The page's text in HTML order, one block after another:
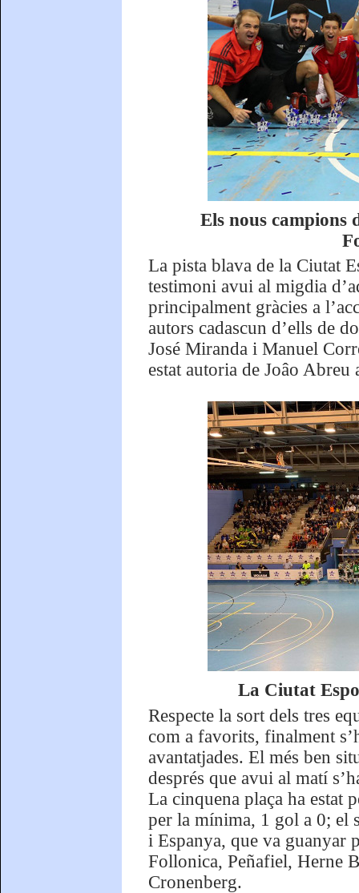
Els nous campions
La pista blava de la Ciutat
testimoni avui al migdia
principalment gràcies a
autors cadascun d’ells de
José Miranda i Manuel
estat autoria de Joâo Abreu
La Ciutat
Respecte la sort dels tres
com a favorits, finalment
avantatjades. El més ben
després que avui al matí
La cinquena plaça ha estat
per la mínima, 1 gol a 0; el
i Espanya, que va guanyar
Follonica, Peñafiel, Herne
Cronenberg.